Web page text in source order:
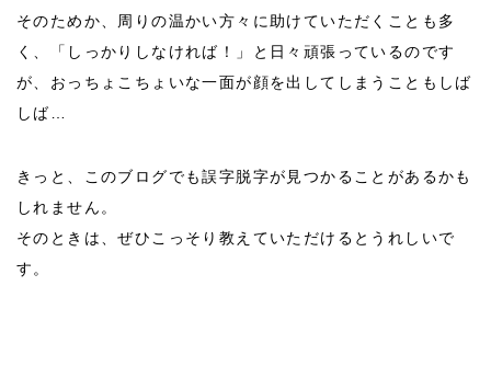
そのためか、周りの温かい方々に助けていただくことも多
く、「しっかりしなければ！」と日々頑張っているのです
が、おっちょこちょいな一面が顔を出してしまうこともしば
しば…
きっと、このブログでも誤字脱字が見つかることがあるかも
しれません。
そのときは、ぜひこっそり教えていただけるとうれしいで
す。